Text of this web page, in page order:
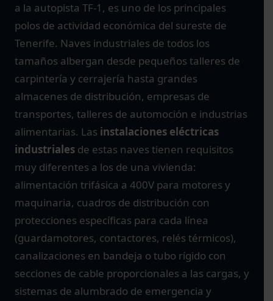
a la autopista TF-1, es uno de los principales
polos de actividad económica del sureste de
Tenerife. Naves industriales de todos los
tamaños albergan desde pequeños talleres de
carpintería y cerrajería hasta grandes
almacenes de distribución, empresas de
transportes, talleres de automoción e industrias
alimentarias. Las instalaciones eléctricas
industriales de estas naves tienen requisitos
muy diferentes a los de una vivienda:
alimentación trifásica a 400V para motores y
maquinaria, cuadros de distribución con
protecciones específicas para cada línea
(guardamotores, contactores, relés térmicos),
canalizaciones en bandeja o tubo rígido con
secciones de cable proporcionales a las cargas, y
sistemas de alumbrado de emergencia y